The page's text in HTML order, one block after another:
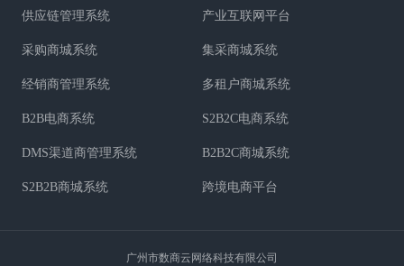
供应链管理系统 产业互联网平台
采购商城系统 集采商城系统
经销商管理系统 多租户商城系统
B2B电商系统 S2B2C电商系统
DMS渠道商管理系统 B2B2C商城系统
S2B2B商城系统 跨境电商平台
广州市数商云网络科技有限公司